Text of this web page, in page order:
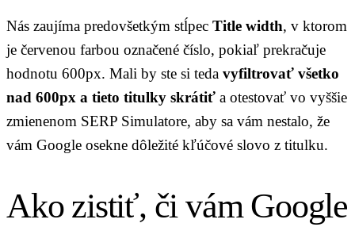
Nás zaujíma predovšetkým stĺpec Title width, v ktorom
je červenou farbou označené číslo, pokiaľ prekračuje
hodnotu 600px. Mali by ste si teda vyfiltrovať všetko
nad 600px a tieto titulky skrátiť a otestovať vo vyššie
zmienenom SERP Simulatore, aby sa vám nestalo, že
vám Google osekne dôležité kľúčové slovo z titulku.
Ako zistiť, či vám Google